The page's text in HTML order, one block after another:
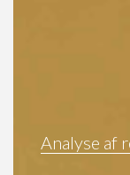
Analyse af